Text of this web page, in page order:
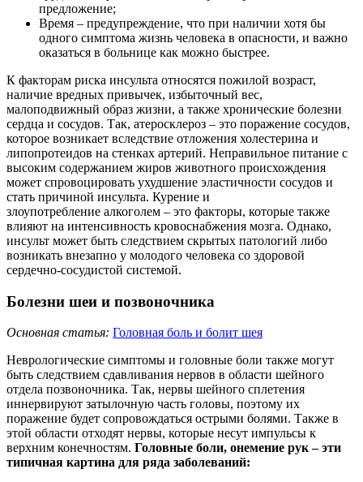
предложение;
Время – предупреждение, что при наличии хотя бы
одного симптома жизнь человека в опасности, и важно
оказаться в больнице как можно быстрее.
К факторам риска инсульта относятся пожилой возраст,
наличие вредных привычек, избыточный вес,
малоподвижный образ жизни, а также хронические болезни
сердца и сосудов. Так, атеросклероз – это поражение сосудов,
которое возникает вследствие отложения холестерина и
липопротеидов на стенках артерий. Неправильное питание с
высоким содержанием жиров животного происхождения
может спровоцировать ухудшение эластичности сосудов и
стать причиной инсульта. Курение и
злоупотребление алкоголем – это факторы, которые также
влияют на интенсивность кровоснабжения мозга. Однако,
инсульт может быть следствием скрытых патологий либо
возникать внезапно у молодого человека со здоровой
сердечно-сосудистой системой.
Болезни шеи и позвоночника
Основная статья: Головная боль и болит шея
Неврологические симптомы и головные боли также могут
быть следствием сдавливания нервов в области шейного
отдела позвоночника. Так, нервы шейного сплетения
иннервируют затылочную часть головы, поэтому их
поражение будет сопровождаться острыми болями. Также в
этой области отходят нервы, которые несут импульсы к
верхним конечностям. Головные боли, онемение рук – эти
типичная картина для ряда заболеваний: